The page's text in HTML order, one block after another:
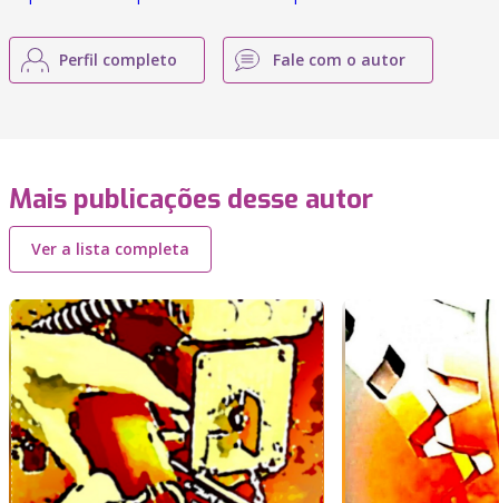
Perfil completo Fale com o autor
Mais publicações desse autor
Ver a lista completa